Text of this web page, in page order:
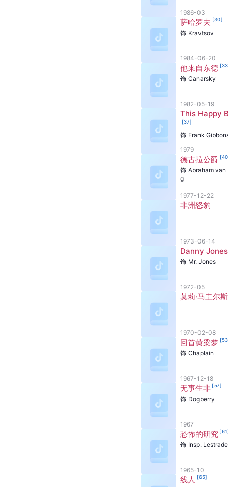
1986-03
萨哈罗夫 [30]
饰 Kravtsov
1984-06-20
他来自东德 [33
饰 Canarsky
1982-05-19
This Happy
[37]
饰 Frank
1979
德古拉公爵 [40
饰 Abraham van
g
1977-12-22
非洲怒豹
1973-06-14
Danny Jones
饰 Mr. Jones
1972-05
莫莉·马圭尔斯
1970-02-08
回首黄梁梦 [53
饰 Chaplain
1967-12-18
无事生非 [57]
饰 Dogberry
1967
恐怖的研究 [61
饰 Insp. Lestrade
1965-10
线人 [65]